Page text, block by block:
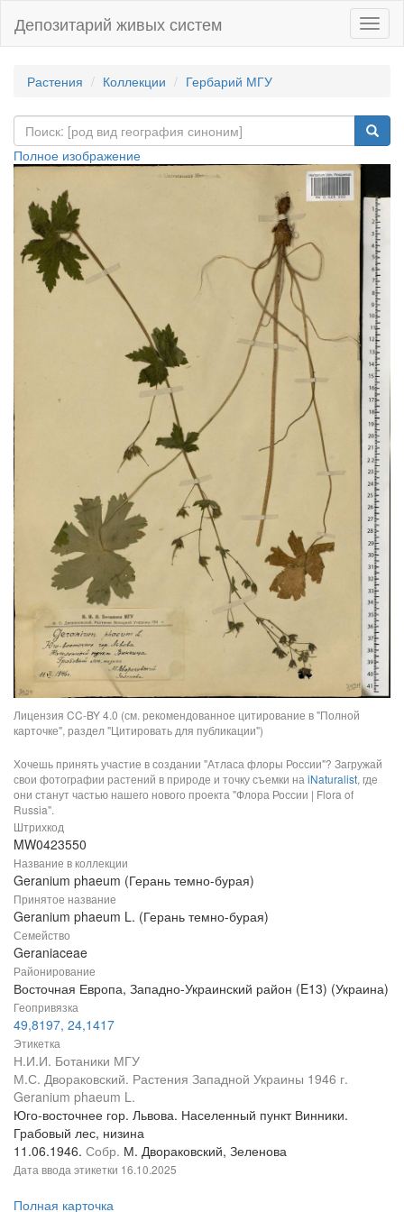
Депозитарий живых систем
Растения Коллекции Гербарий МГУ
Полное изображение
Лицензия CC-BY 4.0 (см. рекомендованное цитирование в "Полной
карточке", раздел "Цитировать для публикации")
Хочешь принять участие в создании "Атласа флоры России"? Загружай
свои фотографии растений в природе и точку съемки на iNaturalist, где
они станут частью нашего нового проекта "Флора России | Flora of
Russia".
Штрихкод
MW0423550
Название в коллекции
Geranium phaeum (Герань темно-бурая)
Принятое название
Geranium phaeum L. (Герань темно-бурая)
Семейство
Geraniaceae
Районирование
Восточная Европа, Западно-Украинский район (E13) (Украина)
Геопривязка
49,8197, 24,1417
Этикетка
Н.И.И. Ботаники МГУ
М.С. Двораковский. Растения Западной Украины 1946 г.
Geranium phaeum L.
Юго-восточнее гор. Львова. Населенный пункт Винники.
Грабовый лес, низина
11.06.1946. Собр. М. Двораковский, Зеленова
Дата ввода этикетки 16.10.2025
Полная карточка